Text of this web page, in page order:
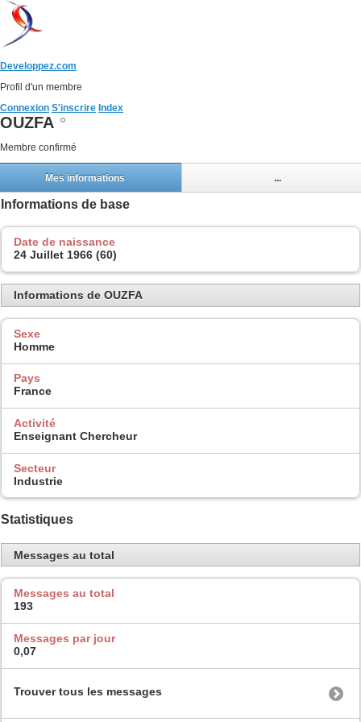
Developpez.com
Profil d'un membre
Connexion S'inscrire Index
OUZFA
Membre confirmé
Mes informations ...
Informations de base
Date de naissance
24 Juillet 1966 (60)
Informations de OUZFA
Sexe
Homme
Pays
France
Activité
Enseignant Chercheur
Secteur
Industrie
Statistiques
Messages au total
Messages au total
193
Messages par jour
0,07
Trouver tous les messages